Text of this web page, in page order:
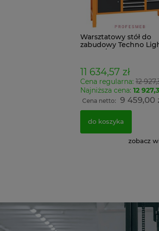
Warsztatowy stół do
zabudowy Techno
SWT 17/13 MALOW w
tablicą perforowaną na
narzędzia
11 634,57 zł
Cena regularna: 12
Najniższa cena: 12
Cena netto: 9 459,00
do koszyka
zobacz